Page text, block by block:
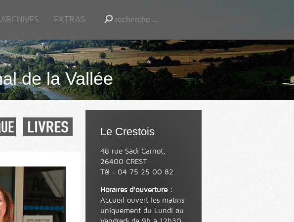
ARCHIVES EXTRAS
de la Vallée
Le Crestois
48 rue Sadi Carnot,
26400 CREST
Tél : 04 75 25 00 82
Horaires d'ouverture :
Accueil ouvert les matins
uniquement du Lundi au